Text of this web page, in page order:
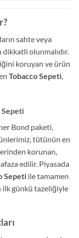
sahte veya
olunmalıdır.
koruyan ve ürün
Tobacco Sepeti,
Bond paketi,
tütünün en
korunan,
edilir. Piyasada
Sepeti ile tamamen
ilk günkü tazeliğiyle